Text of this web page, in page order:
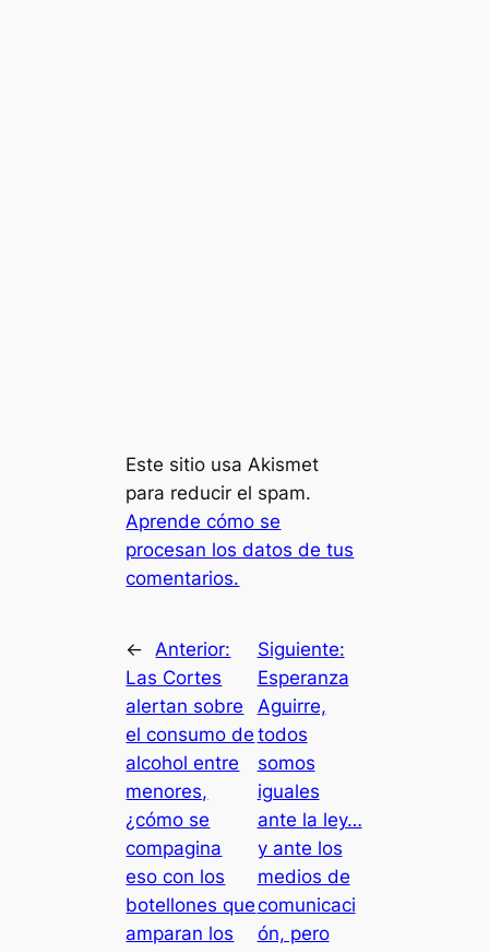
Este sitio usa Akismet
para reducir el spam.
Aprende cómo se
procesan los datos de tus
comentarios.
←
Anterior:
Las Cortes
alertan sobre
el consumo de
alcohol entre
menores,
¿cómo se
compagina
eso con los
botellones que
amparan los
Siguiente:
Esperanza
Aguirre,
todos
somos
iguales
ante la ley…
y ante los
medios de
comunicaci
ón, pero